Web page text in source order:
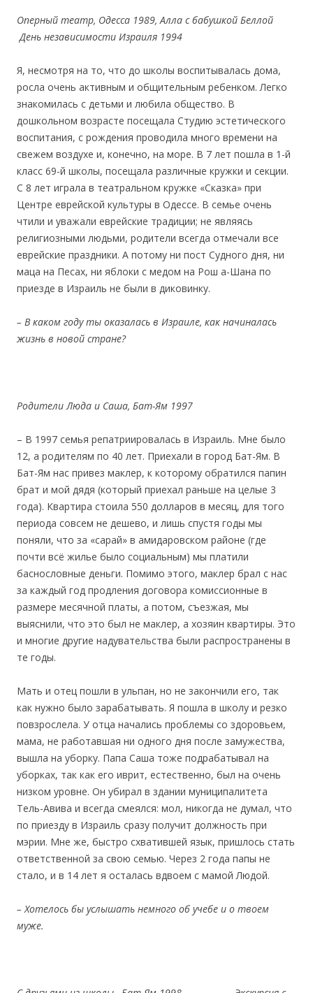
Оперный театр, Одесса 1989, Алла с бабушкой Беллой
День независимости Израиля 1994
Я, несмотря на то, что до школы воспитывалась дома,
росла очень активным и общительным ребенком. Легко
знакомилась с детьми и любила общество. В
дошкольном возрасте посещала Студию эстетического
воспитания, с рождения проводила много времени на
свежем воздухе и, конечно, на море. В 7 лет пошла в 1-й
класс 69-й школы, посещала различные кружки и секции.
С 8 лет играла в театральном кружке «Сказка» при
Центре еврейской культуры в Одессе. В семье очень
чтили и уважали еврейские традиции; не являясь
религиозными людьми, родители всегда отмечали все
еврейские праздники. А потому ни пост Судного дня, ни
маца на Песах, ни яблоки с медом на Рош а-Шана по
приезде в Израиль не были в диковинку.
– В каком годуты оказалась в Израиле, как начиналась
жизнь в новой стране?
Родители Люда и Саша, Бат-Ям 1997
– В 1997 семья репатриировалась в Израиль. Мне было
12, а родителям по 40 лет. Приехали в город Бат-Ям. В
Бат-Ям нас привез маклер, к которому обратился папин
брат и мой дядя (который приехал раньше на целые 3
года). Квартира стоила 550 долларов в месяц, для того
периода совсем не дешево, и лишь спустя годы мы
поняли, что за «сарай» в амидаровском районе (где
почти всё жилье было социальным) мы платили
баснословные деньги. Помимо этого, маклер брал с нас
за каждый год продления договора комиссионные в
размере месячной платы, а потом, съезжая, мы
выяснили, что это был не маклер, а хозяин квартиры. Это
и многие другие надувательства были распространены в
те годы.
Мать и отец пошли в ульпан, но не закончили его, так
как нужно было зарабатывать. Я пошла в школу и резко
повзрослела. У отца начались проблемы со здоровьем,
мама, не работавшая ни одного дня после замужества,
вышла на уборку. Папа Саша тоже подрабатывал на
уборках, так как его иврит, естественно, был на очень
низком уровне. Он убирал в здании муниципалитета
Тель-Авива и всегда смеялся: мол, никогда не думал, что
по приезду в Израиль сразу получит должность при
мэрии. Мне же, быстро схватившей язык, пришлось стать
ответственной за свою семью. Через 2 года папы не
стало, и в 14 лет я осталась вдвоем с мамой Людой.
– Хотелось бы услышать немного об учебе и о твоем
муже.